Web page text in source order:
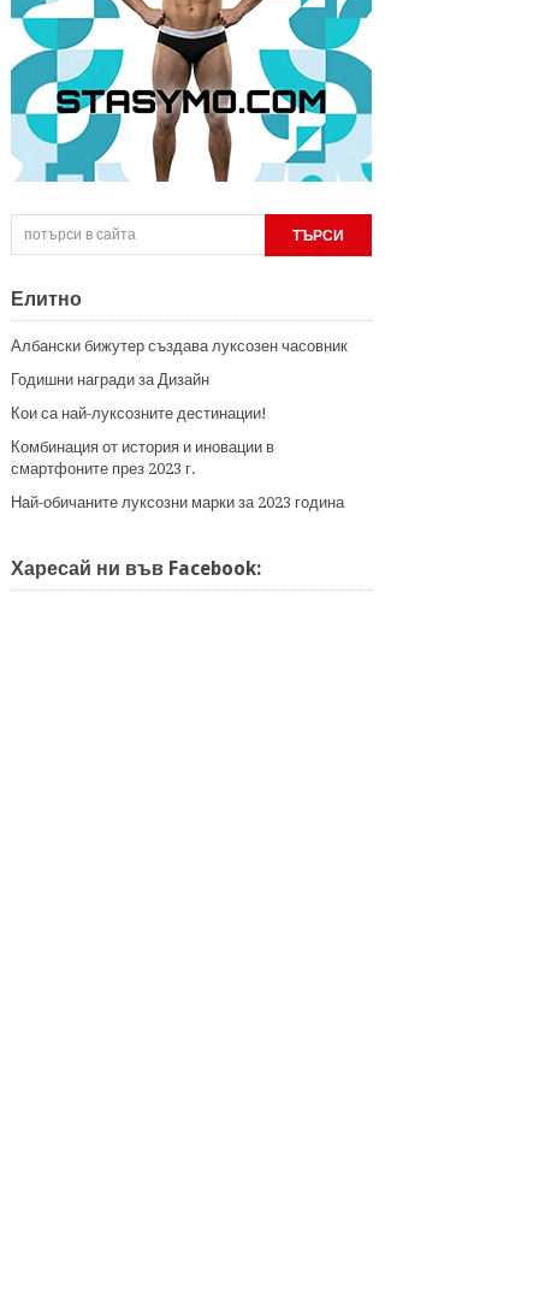
Елитно
Албански бижутер създава луксозен часовник
Годишни награди за Дизайн
Кои са най-луксозните дестинации!
Комбинация от история и иновации в
смартфоните през 2023 г.
Най-обичаните луксозни марки за 2023 година
Харесай ни във Facebook: